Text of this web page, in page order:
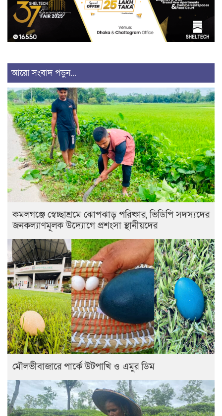
আরো সংবাদ পড়ুন...
কমলগঞ্জে স্বেচ্ছাশ্রমে ঝোপঝাড় পরিষ্কার, ভিডিপি সদস্যদের
জনকল্যাণমূলক উদ্যোগে প্রশংসা স্থানীয়দের
মৌলভীবাজারে পার্কে উটপাখি ও এমুর ডিম